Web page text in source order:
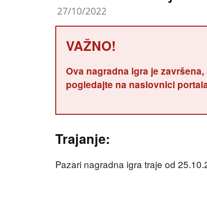
27/10/2022
VAŽNO!
Ova nagradna igra je
pogledajte na naslovnici
Trajanje:
Pazari nagradna igra traje od